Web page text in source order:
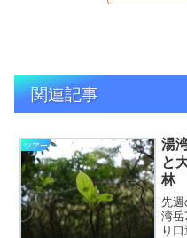
関連記事
ツアー
湯
と
林
先週
湾岳
り